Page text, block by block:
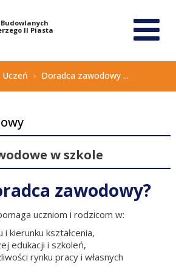
Uczeń > Doradca zawodowy ...
w szkole
zawodowy?
uczniom i rodzicom w:
kierunku kształcenia,
edukacji i szkoleń,
rynku pracy i własnych